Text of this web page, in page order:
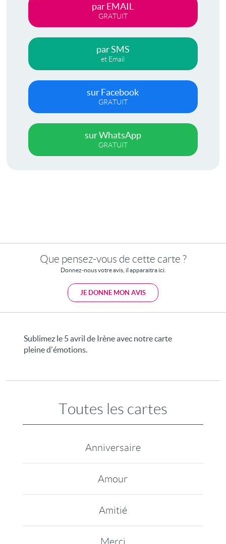
par EMAIL
GRATUIT
par SMS
et Email
sur Facebook
GRATUIT
sur WhatsApp
GRATUIT
Que pensez-vous de cette carte ?
Donnez-nous votre avis, il apparaitra ici.
JE DONNE MON AVIS
Sublimez le 5 avril de Irène avec notre carte
pleine d'émotions.
Toutes les cartes
Anniversaire
Amour
Amitié
Merci